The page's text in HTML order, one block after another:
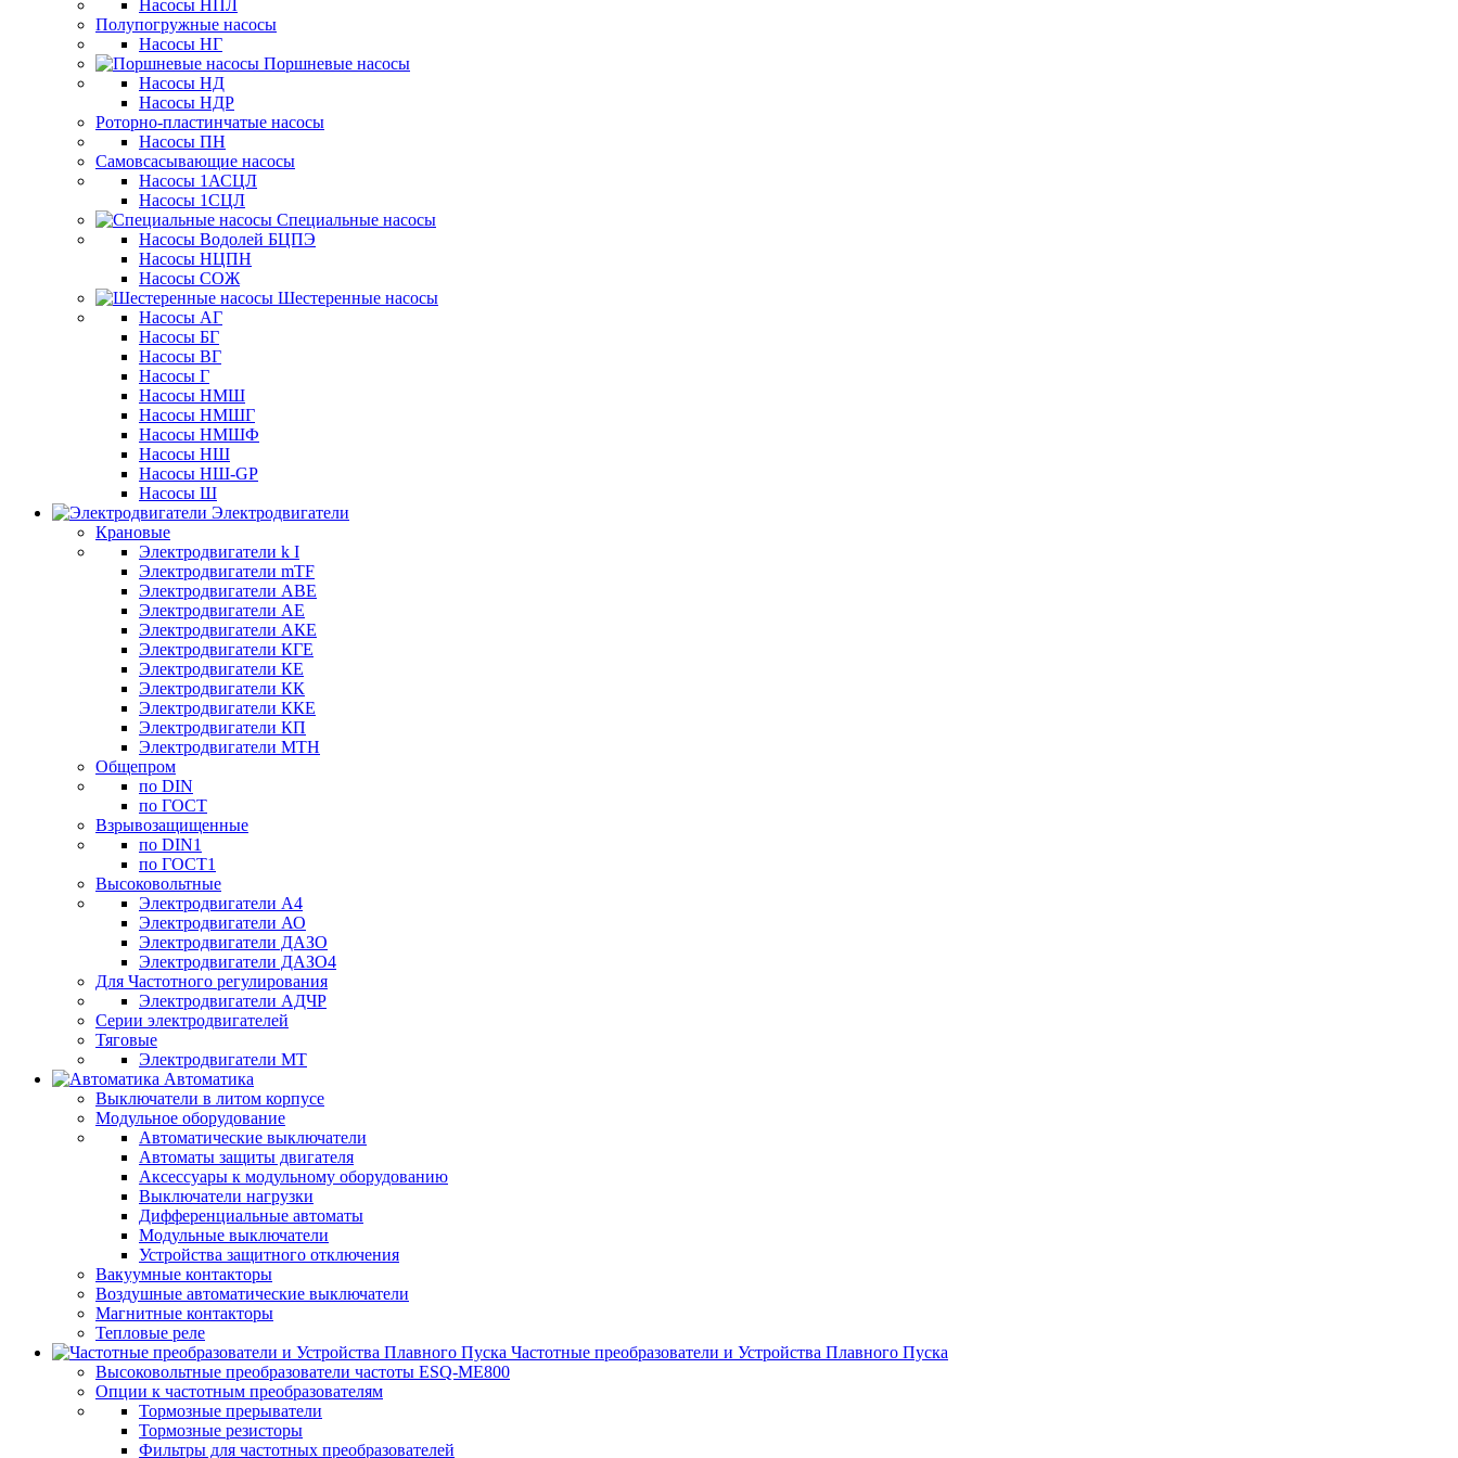
Насосы НПЛ
Полупогружные насосы
Насосы НГ
Поршневые насосы
Насосы НД
Насосы НДР
Роторно-пластинчатые насосы
Насосы ПН
Самовсасывающие насосы
Насосы 1АСЦЛ
Насосы 1СЦЛ
Специальные насосы
Насосы Водолей БЦПЭ
Насосы НЦПН
Насосы СОЖ
Шестеренные насосы
Насосы АГ
Насосы БГ
Насосы ВГ
Насосы Г
Насосы НМШ
Насосы НМШГ
Насосы НМШФ
Насосы НШ
Насосы НШ-GP
Насосы Ш
Электродвигатели
Крановые
Электродвигатели k I
Электродвигатели mTF
Электродвигатели АВЕ
Электродвигатели АЕ
Электродвигатели АКЕ
Электродвигатели КГЕ
Электродвигатели КЕ
Электродвигатели КК
Электродвигатели ККЕ
Электродвигатели КП
Электродвигатели МТН
Общепром
по DIN
по ГОСТ
Взрывозащищенные
по DIN1
по ГОСТ1
Высоковольтные
Электродвигатели А4
Электродвигатели АО
Электродвигатели ДАЗО
Электродвигатели ДАЗО4
Для Частотного регулирования
Электродвигатели АДЧР
Серии электродвигателей
Тяговые
Электродвигатели МТ
Автоматика
Выключатели в литом корпусе
Модульное оборудование
Автоматические выключатели
Автоматы защиты двигателя
Аксессуары к модульному оборудованию
Выключатели нагрузки
Дифференциальные автоматы
Модульные выключатели
Устройства защитного отключения
Вакуумные контакторы
Воздушные автоматические выключатели
Магнитные контакторы
Тепловые реле
Частотные преобразователи и Устройства Плавного Пуска
Высоковольтные преобразователи частоты ESQ-ME800
Опции к частотным преобразователям
Тормозные прерыватели
Тормозные резисторы
Фильтры для частотных преобразователей